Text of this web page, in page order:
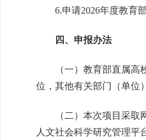
6.申请2026年度教育
四、申报办法
（一）教育部直属
位，其他有关部门（单位
（二）本次项目采
人文社会科学研究管理平